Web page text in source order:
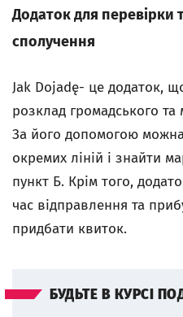
Додаток для перевірки
сполучення
Jak Dojadę- це додаток,
розклад громадського та
За його допомогою
окремих ліній і знайти
пункт Б. Крім того,
час відправлення та
придбати квиток.
БУДЬТЕ В КУРСІ